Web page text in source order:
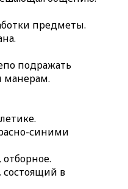
предметы.
подражать
манерам.
синими
в